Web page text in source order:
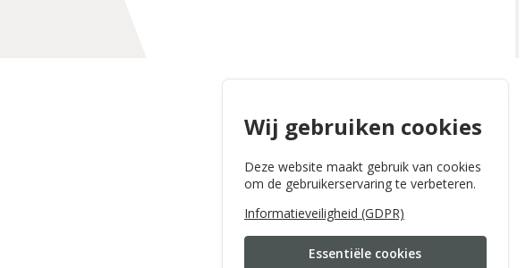
Wij gebruiken cookies
Deze website maakt gebruik van cookies
om de gebruikerservaring te verbeteren.
Informatieveiligheid (GDPR)
Essentiële cookies